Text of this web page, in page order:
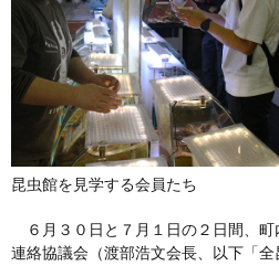
昆虫館を見学する会員たち
６月３０日と７月１日の２日間、町
連絡協議会（渡部浩文会長、以下「全